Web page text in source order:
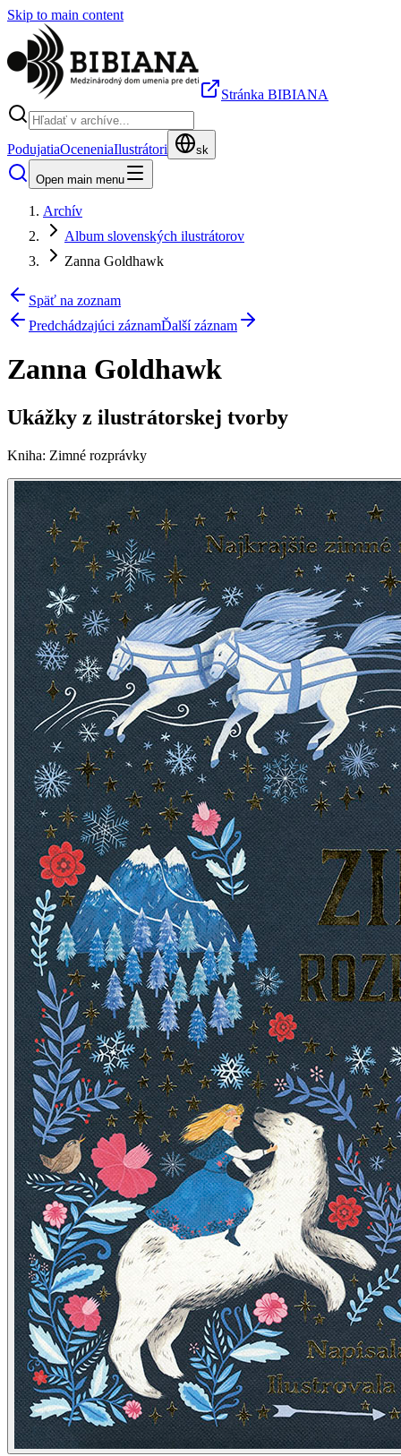
Skip to main content
Stránka BIBIANA
PodujatiaOceneniaIlustrátori sk
Open main menu
Archív
Album slovenských ilustrátorov
Zanna Goldhawk
Späť na zoznam
Predchádzajúci záznamĎalší záznam
Zanna Goldhawk
Ukážky z ilustrátorskej tvorby
Kniha: Zimné rozprávky